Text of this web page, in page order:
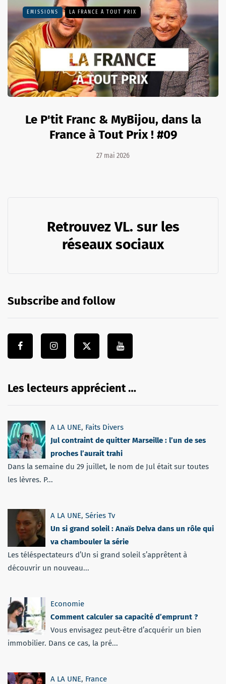
EMISSIONS LA FRANCE À TOUT PRIX
Le P'tit Franc & MyBijou, dans la
France à Tout Prix ! #09
27 mai 2026
Retrouvez VL. sur les
réseaux sociaux
Subscribe and follow
Les lecteurs apprécient …
A LA UNE, Faits Divers
Jul contraint de quitter Marseille : l’un de ses
proches l’aurait trahi
Dans la semaine du 29 juillet, le nom de Jul était sur toutes
les lèvres. P...
A LA UNE, Séries Tv
Un si grand soleil : Anaïs Delva dans un rôle qui
va chambouler la série
Les téléspectateurs d’Un si grand soleil s’apprêtent à
découvrir un nouveau...
Economie
Comment calculer sa capacité d’emprunt ?
Vous envisagez peut-être d’acquérir un bien
immobilier. Dans ce cas, la pré...
A LA UNE, France